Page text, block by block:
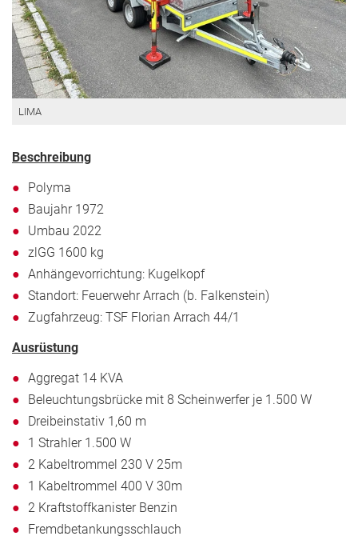
LIMA
Beschreibung
Polyma
Baujahr 1972
Umbau 2022
zlGG 1600 kg
Anhängevorrichtung: Kugelkopf
Standort: Feuerwehr Arrach (b. Falkenstein)
Zugfahrzeug: TSF Florian Arrach 44/1
Ausrüstung
Aggregat 14 KVA
Beleuchtungsbrücke mit 8 Scheinwerfer je 1.500 W
Dreibeinstativ 1,60 m
1 Strahler 1.500 W
2 Kabeltrommel 230 V 25m
1 Kabeltrommel 400 V 30m
2 Kraftstoffkanister Benzin
Fremdbetankungsschlauch